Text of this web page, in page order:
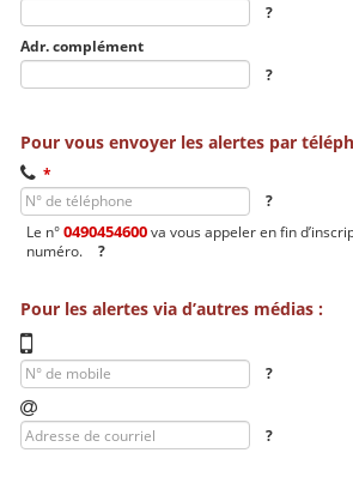
?
Adr. complément
?
Pour vous envoyer les alertes par
N° de téléphone
*
?
Le n°0490454600va vous appeler en fin
numéro.
?
Pour les alertes via d’autres médias :
N° de mobile
?
Adresse de courriel
?